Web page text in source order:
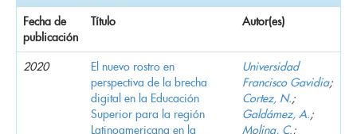
Fecha de
publicación
Título Autor(es)
2020
El nuevo rostro en
perspectiva de la brecha
digital en la Educación
Superior para la región
Latinoamericana en la
Universidad
Francisco Gavidia;
Cortez, N.;
Galdámez, A.;
Molina, C.;